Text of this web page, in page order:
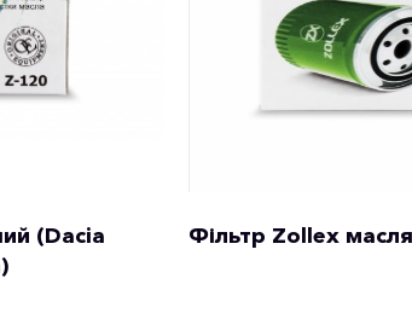
(Dacia
Фільтр Zollex